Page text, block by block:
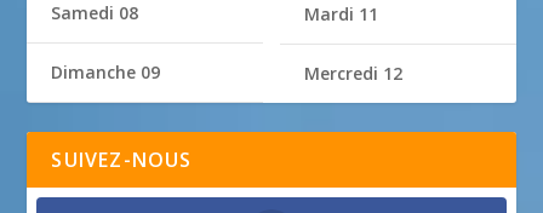
Samedi 08
Dimanche 09
Mardi 11
Mercredi 12
SUIVEZ-NOUS